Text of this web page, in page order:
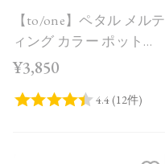
【to/one】ペタル メルテ
ィング カラー ポット
［EX01～EX04］＜限定
Collection＞
¥3,850